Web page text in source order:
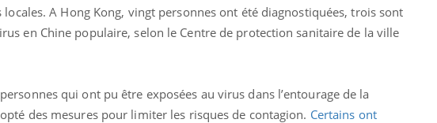
A Hong Kong, vingt personnes ont été diagnostiquées, trois sont
en Chine populaire, selon le Centre de protection sanitaire de la ville
qui ont pu être exposées au virus dans l’entourage de la
des mesures pour limiter les risques de contagion. Certains ont